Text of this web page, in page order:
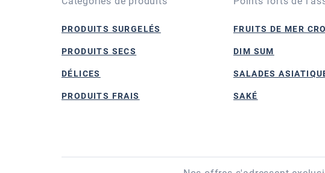
PRODUITS SURGELÉS
PRODUITS SECS
DÉLICES
PRODUITS FRAIS
FRUITS DE MER
DIM SUM
SALADES
SAKÉ